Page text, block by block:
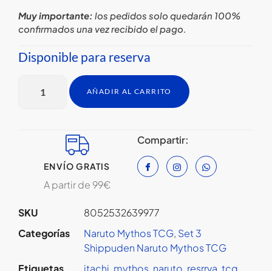
Muy importante: los pedidos solo quedarán 100%
confirmados una vez recibido el pago.
Disponible para reserva
AÑADIR AL CARRITO
ENVÍO GRATIS
A partir de 99€
Compartir:
SKU
8052532639977
Categorías
Naruto Mythos TCG, Set 3
Shippuden Naruto Mythos TCG
Etiquetas
itachi mythos naruto resrrva tcg